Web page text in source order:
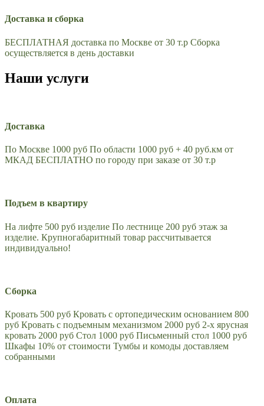
Доставка и сборка
БЕСПЛАТНАЯ доставка по Москве от 30 т.р Сборка
осуществляется в день доставки
Наши услуги
Доставка
По Москве 1000 руб По области 1000 руб + 40 руб.км от
МКАД БЕСПЛАТНО по городу при заказе от 30 т.р
Подъем в квартиру
На лифте 500 руб изделие По лестнице 200 руб этаж за
изделие. Крупногабаритный товар рассчитывается
индивидуально!
Сборка
Кровать 500 руб Кровать с ортопедическим основанием 800
руб Кровать с подъемным механизмом 2000 руб 2-х ярусная
кровать 2000 руб Стол 1000 руб Письменный стол 1000 руб
Шкафы 10% от стоимости Тумбы и комоды доставляем
собранными
Оплата